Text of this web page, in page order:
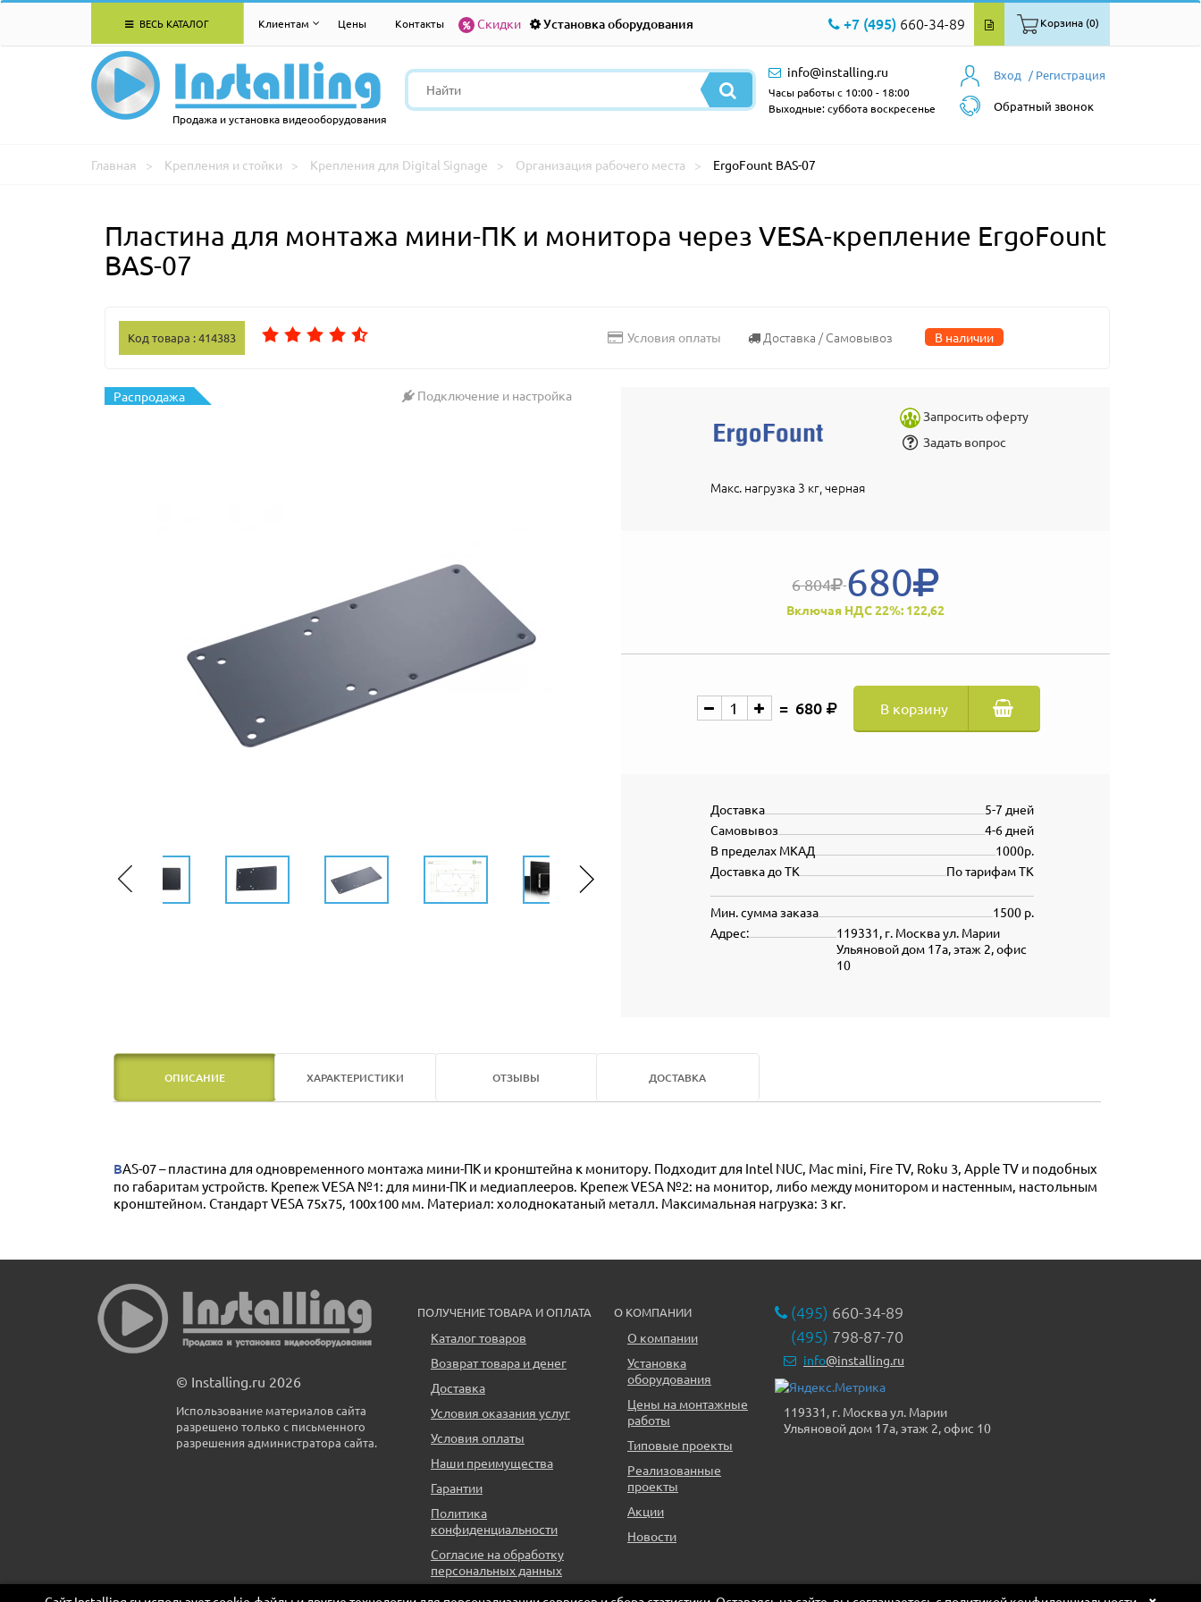
ВЕСЬ КАТАЛОГ Клиентам Цены Контакты Скидки Установка оборудования +7 (495) 660-34-89 Корзина (0)
Продажа и установка видеооборудования
Вход / Регистрация
Обратный звонок
info@installing.ru
Часы работы с 10:00 - 18:00
Выходные: суббота воскресенье
Главная Крепления и стойки Крепления для Digital Signage Организация рабочего места ErgoFount BAS-07
Пластина для монтажа мини-ПК и монитора через VESA-крепление ErgoFount
BAS-07
Код товара : 414383 Условия оплаты Доставка / Самовывоз В наличии
Распродажа
Подключение и настройка
Запросить оферту
Задать вопрос
Макс. нагрузка 3 кг, черная
6 804 680
Включая НДС 22%: 122,62
680 В корзину
5-7 дней
Доставка
4-6 дней
Самовывоз
1000р.
В пределах МКАД
По тарифам ТК
Доставка до ТК
1500 р.
Мин. сумма заказа
119331, г. Москва ул. Марии
Ульяновой дом 17а, этаж 2, офис
10
Адрес:
ОПИСАНИЕ ХАРАКТЕРИСТИКИ ОТЗЫВЫ ДОСТАВКА
BAS-07 – пластина для одновременного монтажа мини-ПК и кронштейна к монитору. Подходит для Intel NUC, Mac mini, Fire TV, Roku 3, Apple TV и подобных
по габаритам устройств. Крепеж VESA №1: для мини-ПК и медиаплееров. Крепеж VESA №2: на монитор, либо между монитором и настенным, настольным
кронштейном. Стандарт VESA 75х75, 100х100 мм. Материал: холоднокатаный металл. Максимальная нагрузка: 3 кг.
© Installing.ru 2026
Использование материалов сайта
разрешено только с письменного
разрешения администратора сайта.
ПОЛУЧЕНИЕ ТОВАРА И ОПЛАТА
Каталог товаров
Возврат товара и денег
Доставка
Условия оказания услуг
Условия оплаты
Наши преимущества
Гарантии
Политика
конфиденциальности
Согласие на обработку
персональных данных
О КОМПАНИИ
О компании
Установка
оборудования
Цены на монтажные
работы
Типовые проекты
Реализованные
проекты
Акции
Новости
(495) 660-34-89
(495) 798-87-70
info@installing.ru
119331, г. Москва ул. Марии
Ульяновой дом 17а, этаж 2, офис 10